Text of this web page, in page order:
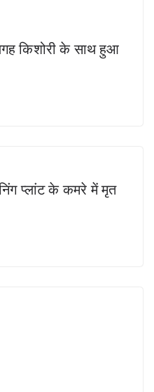
किशोरी के साथ हुआ
प्लांट के कमरे में मृत